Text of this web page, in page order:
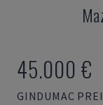
45.000 €
GINDUMAC